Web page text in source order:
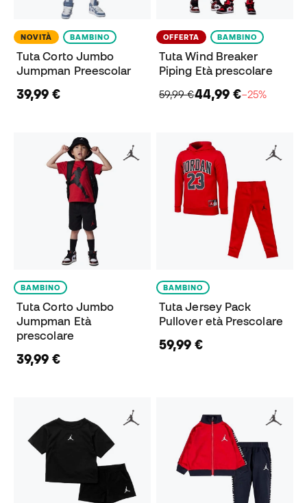
NOVITÀ BAMBINO
Tuta Corto Jumbo
Jumpman Preescolar
39,99 €
OFFERTA BAMBINO
Tuta Wind Breaker
Piping Età prescolare
59,99 €44,99 €−25%
BAMBINO
Tuta Corto Jumbo
Jumpman Età
prescolare
39,99 €
BAMBINO
Tuta Jersey Pack
Pullover età Prescolare
59,99 €